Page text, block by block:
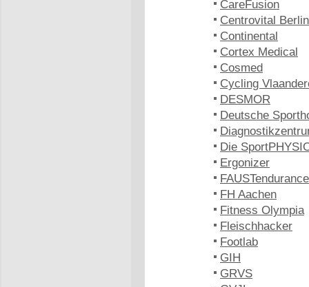
CareFusion
Centrovital Berlin
Continental
Cortex Medical
Cosmed
Cycling
DESMOR
Deutsche
Die
Ergonizer
FAUSTendurance
FH Aachen
Fitness Olympia
Fleischhacker
Footlab
GIH
GRVS